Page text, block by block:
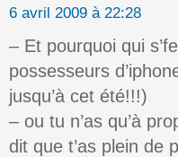
6 avril 2009 à 22:28
– Et pourquoi qui
possesseurs
jusqu’à cet été!!!)
– ou tu n’as qu’à
dit que t’as plein de